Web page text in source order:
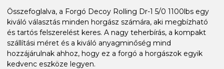
Összefoglalva, a Forgó Decoy Rolling Dr-1 5/0 1100lbs egy
kiváló választás minden horgász számára, aki megbízható
és tartós felszerelést keres. A nagy teherbírás, a kompakt
szállítási méret és a kiváló anyagminőség mind
hozzájárulnak ahhoz, hogy ez a forgó a horgászok egyik
kedvenc eszköze legyen.